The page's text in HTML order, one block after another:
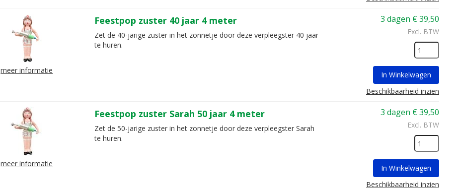
meer informatie
3 dagen €39,50
Excl. BTW
In Winkelwagen
Beschikbaarheid inzien
Feestpop zuster 40 jaar 4 meter
Zet de 40-jarige zuster in het zonnetje door deze verpleegster 40 jaar
te huren.
meer informatie
3 dagen €39,50
Excl. BTW
In Winkelwagen
Beschikbaarheid inzien
Feestpop zuster Sarah 50 jaar 4 meter
Zet de 50-jarige zuster in het zonnetje door deze verpleegster Sarah
te huren.